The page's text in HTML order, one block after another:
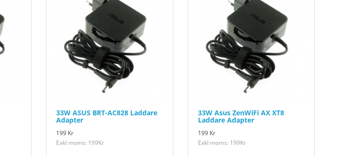
33W ASUS BRT-AC828 Laddare
Adapter
199 Kr
Exkl moms: 199Kr
33W Asus ZenWiFi AX XT8
Laddare Adapter
199 Kr
Exkl moms: 199Kr